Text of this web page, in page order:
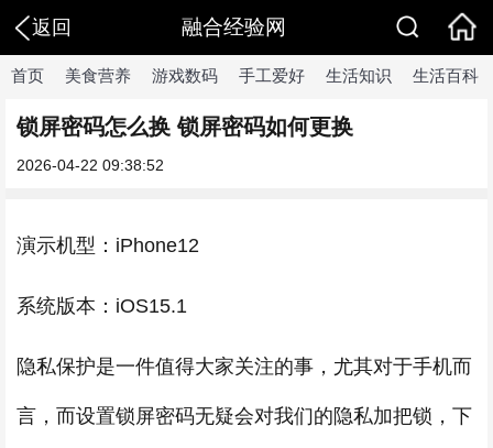
返回 融合经验网
首页 美食营养 游戏数码 手工爱好 生活知识 生活百科
锁屏密码怎么换 锁屏密码如何更换
2026-04-22 09:38:52
演示机型：iPhone12
系统版本：iOS15.1
隐私保护是一件值得大家关注的事，尤其对于手机而
言，而设置锁屏密码无疑会对我们的隐私加把锁，下